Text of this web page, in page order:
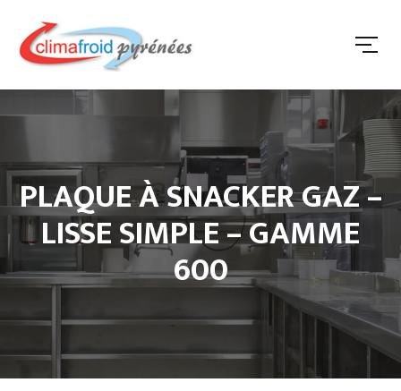
PLAQUE À SNACKER GAZ –
LISSE SIMPLE – GAMME
600